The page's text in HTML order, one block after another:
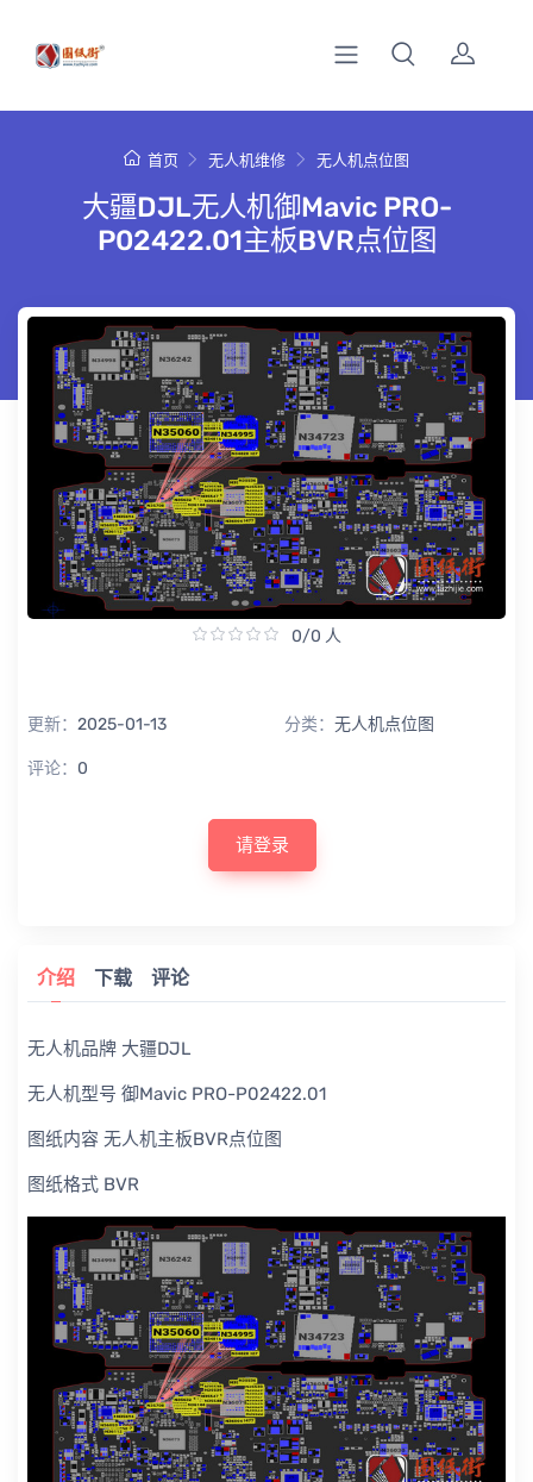
首页 无人机维修 无人机点位图
大疆DJL无人机御Mavic PRO-
P02422.01主板BVR点位图
0/0 人
更新： 2025-01-13 分类： 无人机点位图
评论： 0
请登录
介绍 下载 评论
无人机品牌 大疆DJL
无人机型号 御Mavic PRO-P02422.01
图纸内容 无人机主板BVR点位图
图纸格式 BVR